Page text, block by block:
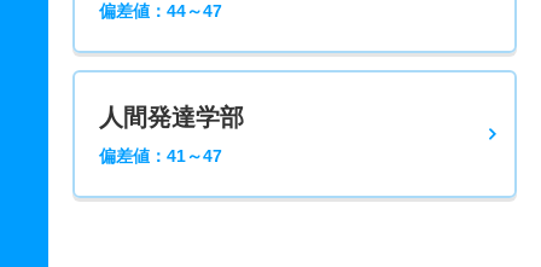
偏差値：44～47
人間発達学部
偏差値：41～47